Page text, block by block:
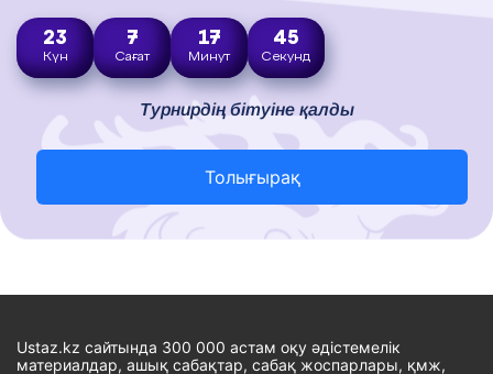
23
Күн
7
Сағат
17
Минут
44
Секунд
Турнирдің бітуіне қалды
Толығырақ
Ustaz.kz сайтында 300 000 астам оқу әдістемелік
материалдар, ашық сабақтар, сабақ жоспарлары, қмж,